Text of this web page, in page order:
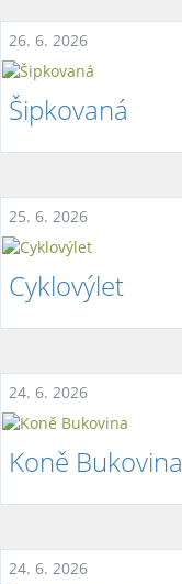
26. 6. 2026
Šipkovaná
25. 6. 2026
Cyklovýlet
24. 6. 2026
Koně Bukovina
24. 6. 2026